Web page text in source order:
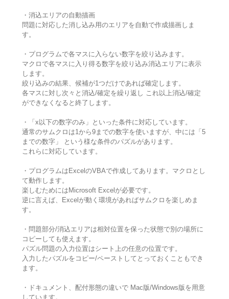
・消込エリアの自動描画
問題に対応した消し込み用のエリアを自動で作成描画しま
す。
・プログラムで各マスに入らない数字を絞り込みます。
マクロで各マスに入り得る数字を絞り込み消込エリアに表示
します。
絞り込みの結果、候補が1つだけであれば確定します。
各マスに対し次々と消込/確定を繰り返し これ以上消込/確定
ができなくなると終了します。
・「x以下の数字のみ」といった条件に対応しています。
通常のサムクロは1から9までの数字を使いますが、中には「5
までの数字」 という様な条件のパズルがあります。
これらに対応しています。
・プログラムはExcelのVBAで作成してあります。マクロとし
て動作します。
楽しむためにはMicrosoft Excelが必要です。
逆に言えば、Excelが動く環境があればサムクロを楽しめま
す。
・問題部分/消込エリアは相対位置を保った状態で別の場所に
コピーしても使えます。
パズル問題の入力位置はシート上の任意の位置です。
入力したパズルをコピー/ペーストしてとっておくこともでき
ます。
・ドキュメント、配付形態の違いで Mac版/Windows版を用意
しています。